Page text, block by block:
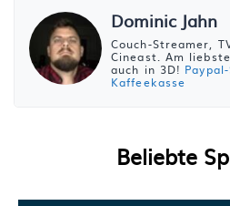
Dominic Jahn
Couch-Streamer,
Cineast. Am
auch in 3D!
Kaffeekasse
Beliebte